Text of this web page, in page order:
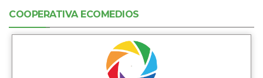
COOPERATIVA ECOMEDIOS